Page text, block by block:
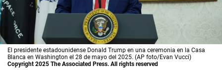
El presidente estadounidense Donald Trump en una ceremonia en la Casa
Blanca en Washington el 28 de mayo del 2025. (AP foto/Evan Vucci)
Copyright 2025 The Associated Press. All rights reserved